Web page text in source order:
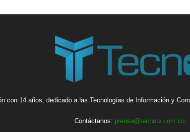
con 14 años, dedicado a las Tecnologías de Información y
Contáctanos: prensa@tecnotv.com.co